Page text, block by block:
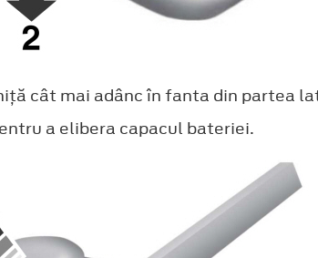
cât mai adânc în fanta din partea
a elibera capacul bateriei.